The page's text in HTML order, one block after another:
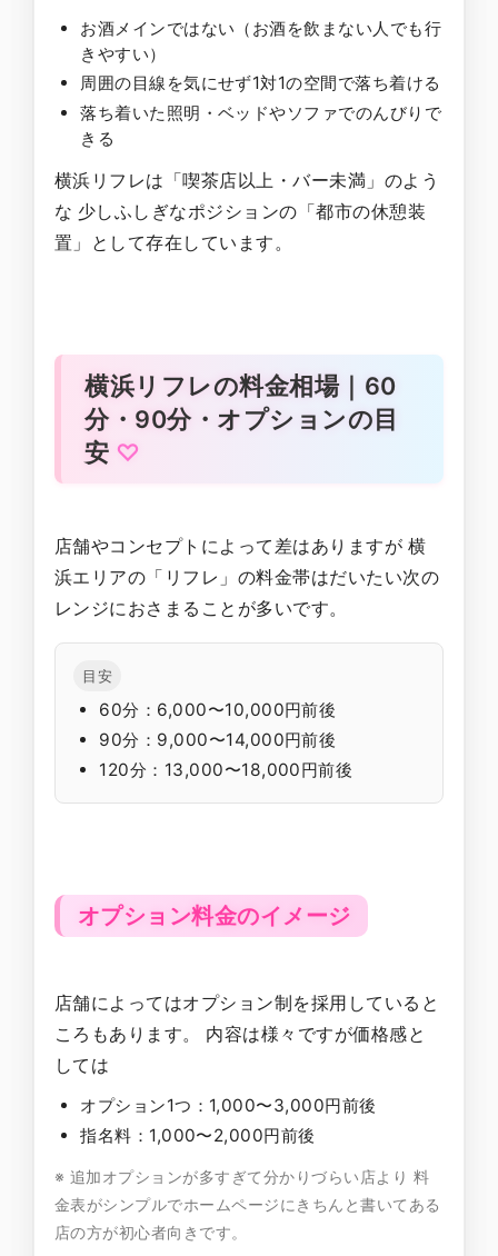
お酒メインではない（お酒を飲まない人でも行
きやすい）
周囲の目線を気にせず1対1の空間で落ち着ける
落ち着いた照明・ベッドやソファでのんびりで
きる
横浜リフレは「喫茶店以上・バー未満」のよう
な 少しふしぎなポジションの「都市の休憩装
置」として存在しています。
横浜リフレの料金相場｜60
分・90分・オプションの目
安
店舗やコンセプトによって差はありますが 横
浜エリアの「リフレ」の料金帯はだいたい次の
レンジにおさまることが多いです。
目安
60分：6,000〜10,000円前後
90分：9,000〜14,000円前後
120分：13,000〜18,000円前後
オプション料金のイメージ
店舗によってはオプション制を採用していると
ころもあります。 内容は様々ですが価格感と
しては
オプション1つ：1,000〜3,000円前後
指名料：1,000〜2,000円前後
※ 追加オプションが多すぎて分かりづらい店より 料
金表がシンプルでホームページにきちんと書いてある
店の方が初心者向きです。